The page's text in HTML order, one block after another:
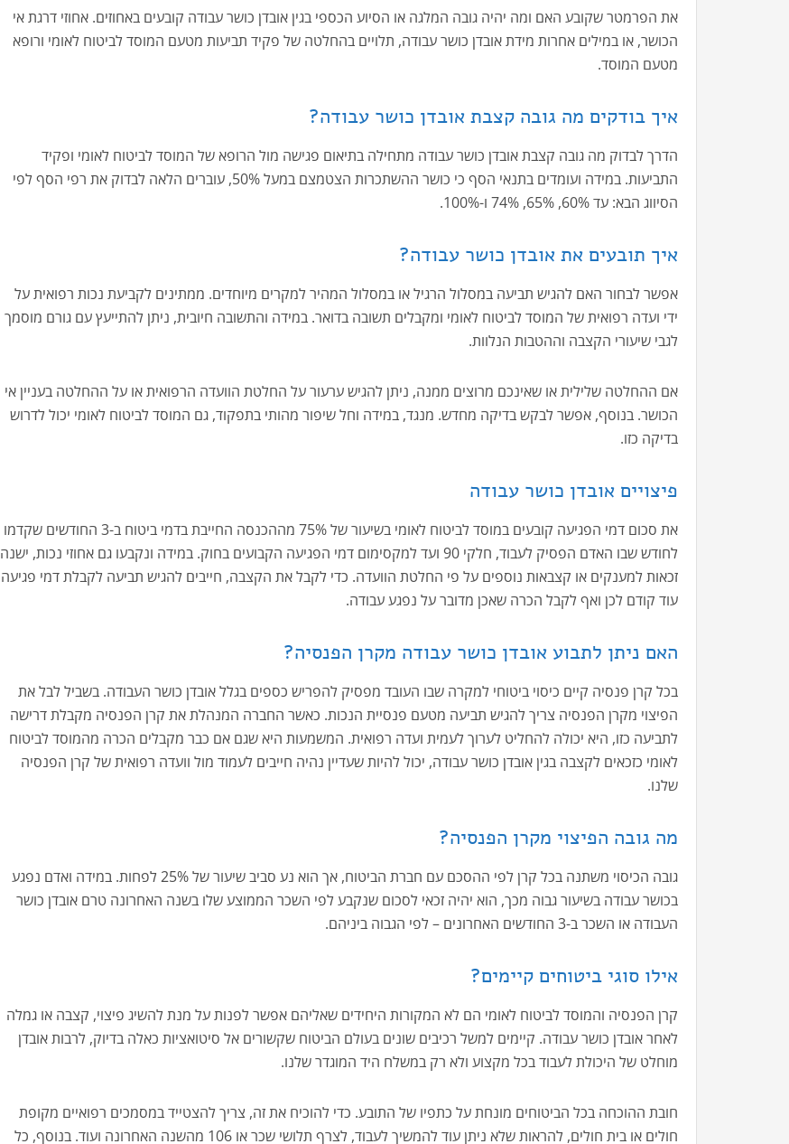
את הפרמטר שקובע האם ומה יהיה גובה המלגה או הסיוע הכספי בגין אובדן כושר עבודה קובעים באחוזים. אחוזי דרגת אי
הכושר, או במילים אחרות מידת אובדן כושר עבודה, תלויים בהחלטה של פקיד תביעות מטעם המוסד לביטוח לאומי ורופא
מטעם המוסד.
איך בודקים מה גובה קצבת אובדן כושר עבודה?
הדרך לבדוק מה גובה קצבת אובדן כושר עבודה מתחילה בתיאום פגישה מול הרופא של המוסד לביטוח לאומי ופקיד
התביעות. במידה ועומדים בתנאי הסף כי כושר ההשתכרות הצטמצם במעל 50%, עוברים הלאה לבדוק את רפי הסף לפי
הסיווג הבא: עד 60%, 65%, 74% ו-100%.
איך תובעים את אובדן כושר עבודה?
אפשר לבחור האם להגיש תביעה במסלול הרגיל או במסלול המהיר למקרים מיוחדים. ממתינים לקביעת נכות רפואית על
ידי ועדה רפואית של המוסד לביטוח לאומי ומקבלים תשובה בדואר. במידה והתשובה חיובית, ניתן להתייעץ עם גורם מוסמך
לגבי שיעורי הקצבה וההטבות הנלוות.
אם ההחלטה שלילית או שאינכם מרוצים ממנה, ניתן להגיש ערעור על החלטת הוועדה הרפואית או על ההחלטה בעניין אי
הכושר. בנוסף, אפשר לבקש בדיקה מחדש. מנגד, במידה וחל שיפור מהותי בתפקוד, גם המוסד לביטוח לאומי יכול לדרוש
בדיקה כזו.
פיצויים אובדן כושר עבודה
את סכום דמי הפגיעה קובעים במוסד לביטוח לאומי בשיעור של 75% מההכנסה החייבת בדמי ביטוח ב-3 החודשים שקדמו
לחודש שבו האדם הפסיק לעבוד, חלקי 90 ועד למקסימום דמי הפגיעה הקבועים בחוק. במידה ונקבעו גם אחוזי נכות, ישנה
זכאות למענקים או קצבאות נוספים על פי החלטת הוועדה. כדי לקבל את הקצבה, חייבים להגיש תביעה לקבלת דמי פגיעה
עוד קודם לכן ואף לקבל הכרה שאכן מדובר על נפגע עבודה.
האם ניתן לתבוע אובדן כושר עבודה מקרן הפנסיה?
בכל קרן פנסיה קיים כיסוי ביטוחי למקרה שבו העובד מפסיק להפריש כספים בגלל אובדן כושר העבודה. בשביל לבל את
הפיצוי מקרן הפנסיה צריך להגיש תביעה מטעם פנסיית הנכות. כאשר החברה המנהלת את קרן הפנסיה מקבלת דרישה
לתביעה כזו, היא יכולה להחליט לערוך לעמית ועדה רפואית. המשמעות היא שגם אם כבר מקבלים הכרה מהמוסד לביטוח
לאומי כזכאים לקצבה בגין אובדן כושר עבודה, יכול להיות שעדיין נהיה חייבים לעמוד מול וועדה רפואית של קרן הפנסיה
שלנו.
מה גובה הפיצוי מקרן הפנסיה?
גובה הכיסוי משתנה בכל קרן לפי ההסכם עם חברת הביטוח, אך הוא נע סביב שיעור של 25% לפחות. במידה ואדם נפגע
בכושר עבודה בשיעור גבוה מכך, הוא יהיה זכאי לסכום שנקבע לפי השכר הממוצע שלו בשנה האחרונה טרם אובדן כושר
העבודה או השכר ב-3 החודשים האחרונים – לפי הגבוה ביניהם.
אילו סוגי ביטוחים קיימים?
קרן הפנסיה והמוסד לביטוח לאומי הם לא המקורות היחידים שאליהם אפשר לפנות על מנת להשיג פיצוי, קצבה או גמלה
לאחר אובדן כושר עבודה. קיימים למשל רכיבים שונים בעולם הביטוח שקשורים אל סיטואציות כאלה בדיוק, לרבות אובדן
מוחלט של היכולת לעבוד בכל מקצוע ולא רק במשלח היד המוגדר שלנו.
חובת ההוכחה בכל הביטוחים מונחת על כתפיו של התובע. כדי להוכיח את זה, צריך להצטייד במסמכים רפואיים מקופת
חולים או בית חולים, להראות שלא ניתן עוד להמשיך לעבוד, לצרף תלושי שכר או 106 מהשנה האחרונה ועוד. בנוסף, כל